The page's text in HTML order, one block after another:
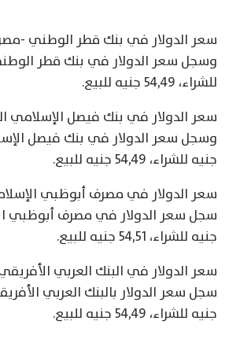
سعر الدولار في بنك قطر الوطني -
للشراء، 54,49 جنيه للبيع.
سعر الدولار في بنك فيصل الإسلامي
جنيه للشراء، 54,49 جنيه للبيع.
سعر الدولار في مصرف أبوظبي
جنيه للشراء، 54,51 جنيه للبيع.
سعر الدولار في البنك العربي
جنيه للشراء، 54,49 جنيه للبيع.